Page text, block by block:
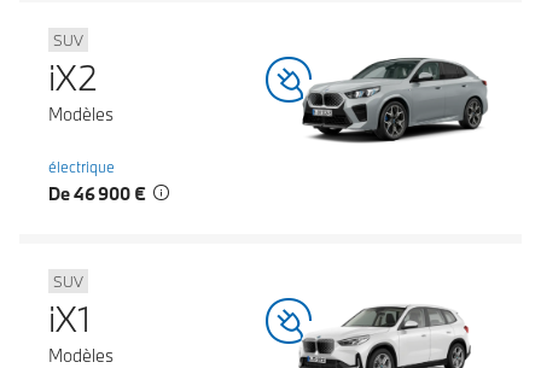
SUV
iX2
Modèles
électrique
De 46 900 €
SUV
iX1
Modèles